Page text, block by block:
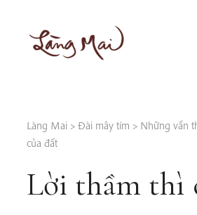
content
Làng Mai > Đài mây tím > Những vần
của đất
Lời thầm thì